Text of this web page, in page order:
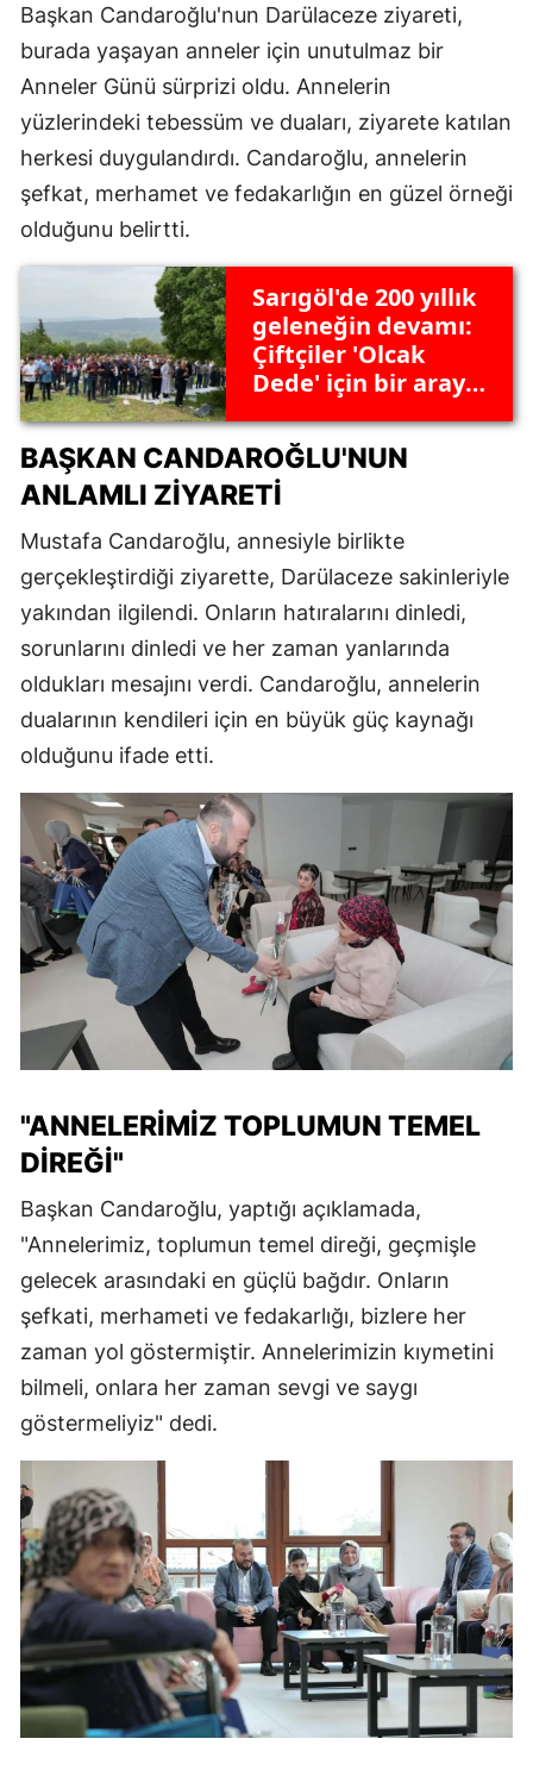
Başkan Candaroğlu'nun Darülaceze ziyareti,
burada yaşayan anneler için unutulmaz bir
Anneler Günü sürprizi oldu. Annelerin
yüzlerindeki tebessüm ve duaları, ziyarete katılan
herkesi duygulandırdı. Candaroğlu, annelerin
şefkat, merhamet ve fedakarlığın en güzel örneği
olduğunu belirtti.
Sarıgöl'de 200 yıllık
geleneğin devamı:
Çiftçiler 'Olcak
Dede' için bir araya
BAŞKAN CANDAROĞLU'NUN
ANLAMLI ZIYARETI
Mustafa Candaroğlu, annesiyle birlikte
gerçekleştirdiği ziyarette, Darülaceze sakinleriyle
yakından ilgilendi. Onların hatıralarını dinledi,
sorunlarını dinledi ve her zaman yanlarında
oldukları mesajını verdi. Candaroğlu, annelerin
dualarının kendileri için en büyük güç kaynağı
olduğunu ifade etti.
"ANNELERIMIZ TOPLUMUN TEMEL
DIREĞI"
Başkan Candaroğlu, yaptığı açıklamada,
"Annelerimiz, toplumun temel direği, geçmişle
gelecek arasındaki en güçlü bağdır. Onların
şefkati, merhameti ve fedakarlığı, bizlere her
zaman yol göstermiştir. Annelerimizin kıymetini
bilmeli, onlara her zaman sevgi ve saygı
göstermeliyiz" dedi.